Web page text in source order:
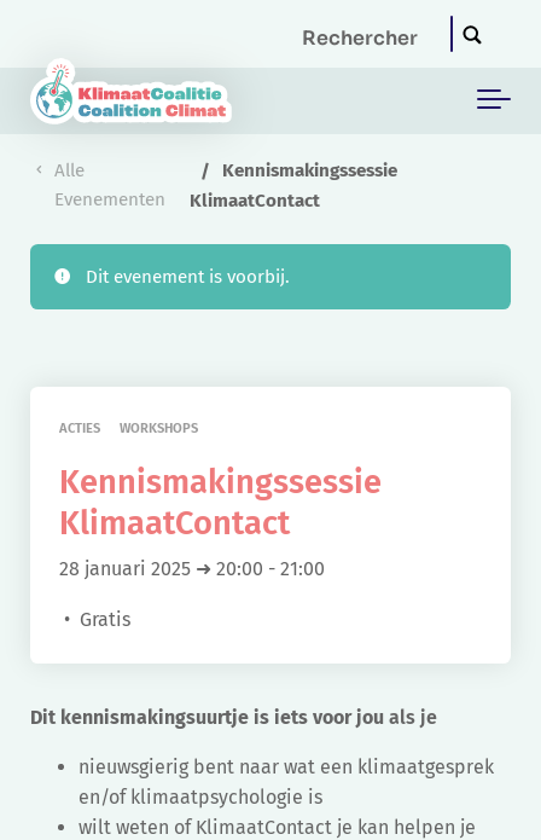
Alle
Evenementen
Kennismakingssessie
KlimaatContact
Dit evenement is voorbij.
ACTIES WORKSHOPS
Kennismakingssessie
KlimaatContact
28 januari 2025 ➜ 20:00 - 21:00
Gratis
Dit kennismakingsuurtje is iets voor jou als je
nieuwsgierig bent naar wat een klimaatgesprek
en/of klimaatpsychologie is
wilt weten of KlimaatContact je kan helpen je